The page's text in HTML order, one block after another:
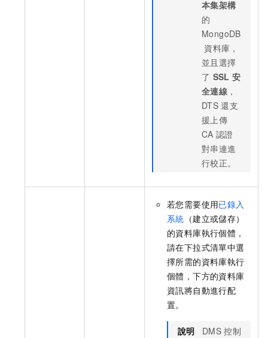
本集架構
的
MongoDB
資料庫，
並且選擇
了 SSL 安
全連線 ，
DTS 還支
援上傳
CA 認證
對串連進
行校正。
若您需要使用已錄入
系統 （建立或儲存）
的資料庫執行個體，
請在下拉式清單中選
擇所需的資料庫執行
個體，下方的資料庫
資訊將自動進行配
置。
說明 DMS 控制